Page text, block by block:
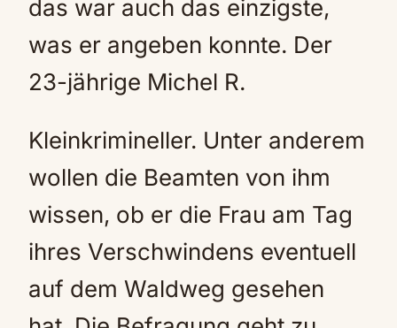
das war auch das einzigste,
was er angeben konnte. Der
23-jährige Michel R.
Kleinkrimineller. Unter anderem
wollen die Beamten von ihm
wissen, ob er die Frau am Tag
ihres Verschwindens eventuell
auf dem Waldweg gesehen